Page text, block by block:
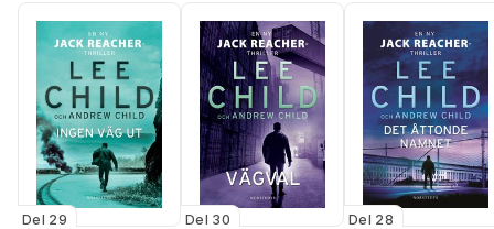
Del 29 Del 30 Del 28